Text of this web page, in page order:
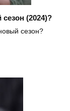
(2024)?
сезон?